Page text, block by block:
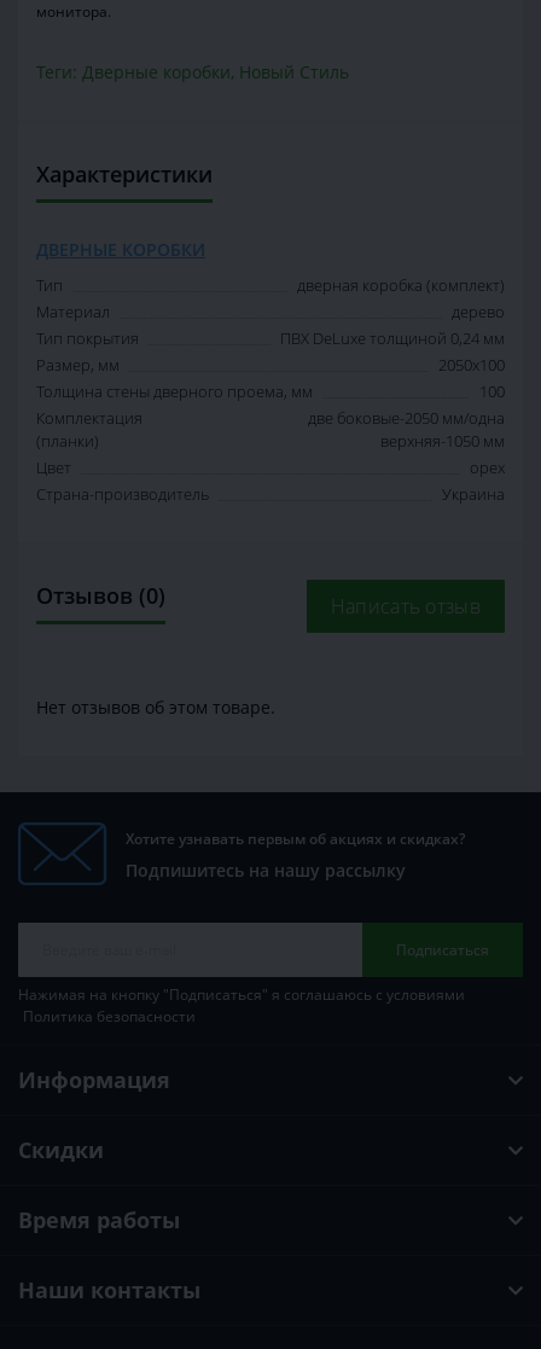
монитора.
Теги: Дверные коробки, Новый Стиль
Характеристики
ДВЕРНЫЕ КОРОБКИ
Тип
дверная коробка (комплект)
Материал
дерево
Тип покрытия
ПВХ DeLuxe толщиной 0,24 мм
Размер, мм
2050х100
Толщина стены дверного проема, мм
100
Комплектация
(планки)
две боковые-2050 мм/одна
верхняя-1050 мм
Цвет
орех
Страна-производитель
Украина
Отзывов (0) Написать отзыв
Нет отзывов об этом товаре.
Хотите узнавать первым об акциях и скидках?
Подпишитесь на нашу рассылку
Подписаться
Нажимая на кнопку "Подписаться" я соглашаюсь с условиями
Политика безопасности
Информация
Скидки
Время работы
Наши контакты